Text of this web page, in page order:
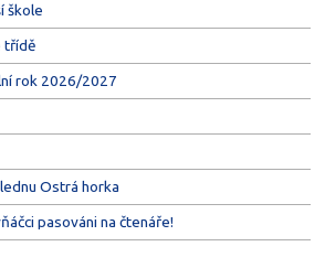
škole
třídě
rok 2026/2027
Ostrá horka
pasováni na čtenáře!